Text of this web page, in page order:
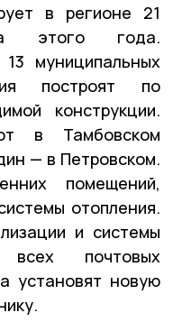
в регионе 21
этого года.
муниципальных
построят по
конструкции.
в Тамбовском
— в Петровском.
помещений,
отопления.
и системы
всех почтовых
установят новую